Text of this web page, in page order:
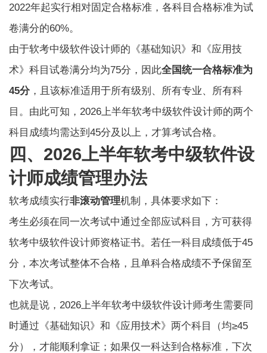
2022年起实行相对固定合格标准，各科目合格标准为试
卷满分的60%。
由于软考中级软件设计师的《基础知识》和《应用技
术》科目试卷满分均为75分，因此全国统一合格标准为
45分 ，且该标准适用于所有级别、所有专业、所有科
目。由此可知，2026上半年软考中级软件设计师的两个
科目成绩均需达到45分及以上，才算考试合格。
四、2026上半年软考中级软件设
计师成绩管理办法
软考成绩实行非滚动管理机制，具体要求如下：
考生必须在同一次考试中通过全部应试科目，方可获得
软考中级软件设计师资格证书。若任一科目成绩低于45
分，本次考试整体不合格，且单科合格成绩不予保留至
下次考试。
也就是说，2026上半年软考中级软件设计师考生需要同
时通过《基础知识》和《应用技术》两个科目（均≥45
分），才能顺利拿证；如果仅一科达到合格标准，下次